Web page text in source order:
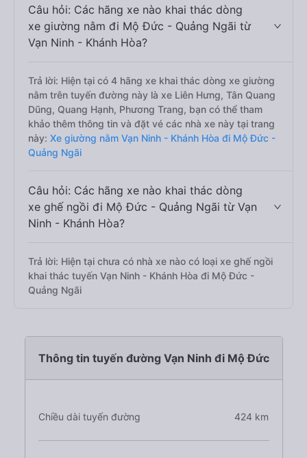
Câu hỏi: Các hãng xe nào khai thác dòng
xe giường nằm đi Mộ Đức - Quảng Ngãi từ
Vạn Ninh - Khánh Hòa?
Trả lời: Hiện tại có 4 hãng xe khai thác dòng xe giường
nằm trên tuyến đường này là xe Liên Hưng, Tân Quang
Dũng, Quang Hạnh, Phương Trang, bạn có thể tham
khảo thêm thông tin và đặt vé các nhà xe này tại trang
này: Xe giường nằm Vạn Ninh - Khánh Hòa đi Mộ Đức -
Quảng Ngãi
Câu hỏi: Các hãng xe nào khai thác dòng
xe ghế ngồi đi Mộ Đức - Quảng Ngãi từ Vạn
Ninh - Khánh Hòa?
Trả lời: Hiện tại chưa có nhà xe nào có loại xe ghế ngồi
khai thác tuyến Vạn Ninh - Khánh Hòa đi Mộ Đức -
Quảng Ngãi
Thông tin tuyến đường Vạn Ninh đi Mộ Đức
Chiều dài tuyến đường 424 km